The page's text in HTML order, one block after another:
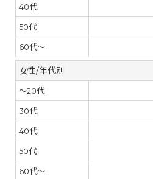
40代
50代
60代～
女性/年代別
～20代
30代
40代
50代
60代～